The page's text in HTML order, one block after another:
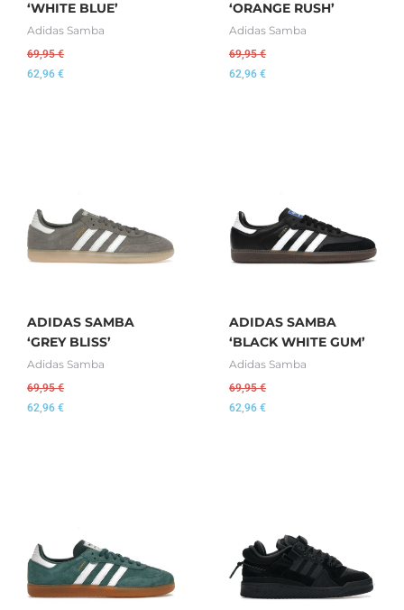
‘WHITE BLUE’
Adidas Samba
69,95€
62,96 €
‘ORANGE RUSH’
Adidas Samba
69,95€
62,96 €
ADIDAS SAMBA
‘GREY BLISS’
Adidas Samba
69,95€
62,96 €
ADIDAS SAMBA
‘BLACK WHITE GUM’
Adidas Samba
69,95€
62,96 €